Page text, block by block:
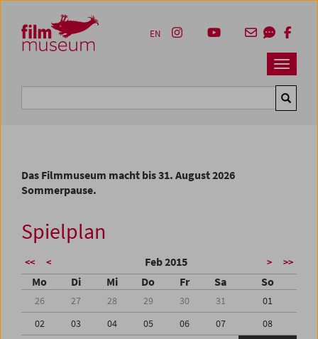
Zum Inhalt
Zum Hauptmenü
Zur Servicenavigation
Zum Suche
Navbar
EN
Das Filmmuseum macht bis 31. August 2026
Sommerpause.
Spielplan
<< < Feb 2015 > >>
Mo Di Mi Do Fr Sa So
26 27 28 29 30 31
01
02
03 04 05 06 07
08